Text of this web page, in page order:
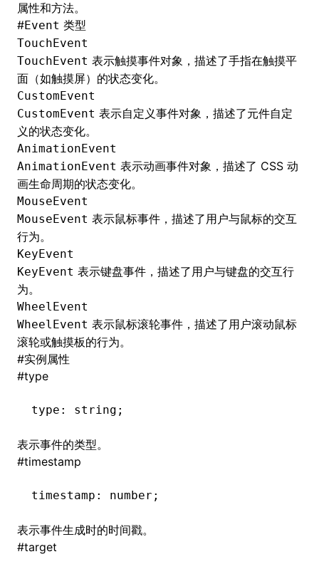
属性和方法。
#Event 类型
TouchEvent
TouchEvent 表示触摸事件对象，描述了手指在触摸平
面（如触摸屏）的状态变化。
CustomEvent
CustomEvent 表示自定义事件对象，描述了元件自定
义的状态变化。
AnimationEvent
AnimationEvent 表示动画事件对象，描述了 CSS 动
画生命周期的状态变化。
MouseEvent
MouseEvent 表示鼠标事件，描述了用户与鼠标的交互
行为。
KeyEvent
KeyEvent 表示键盘事件，描述了用户与键盘的交互行
为。
WheelEvent
WheelEvent 表示鼠标滚轮事件，描述了用户滚动鼠标
滚轮或触摸板的行为。
#实例属性
#type
type : string;
表示事件的类型。
#timestamp
timestamp : number;
表示事件生成时的时间戳。
#target